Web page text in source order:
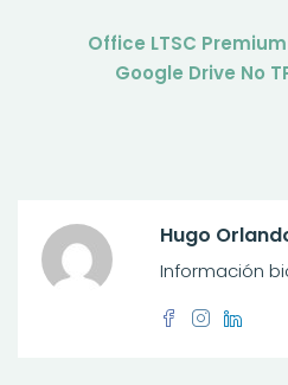
Office LTSC
Google Drive No
Hugo
Información